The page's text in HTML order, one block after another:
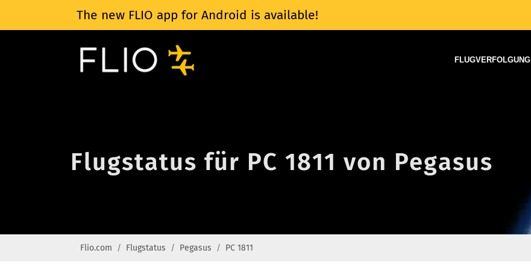
The new FLIO app for Android is available!
FLUGVERFOLGUNG
Flugstatus für PC 1811 von Pegasus
Flio.com Flugstatus Pegasus PC 1811